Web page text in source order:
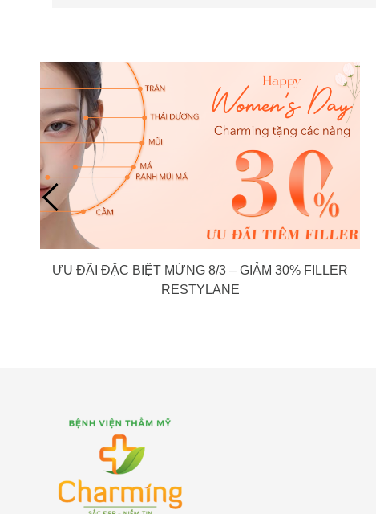
ƯU ĐÃI ĐẶC BIỆT MỪNG 8/3 – GIẢM 30% FILLER
RESTYLANE